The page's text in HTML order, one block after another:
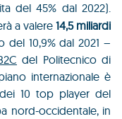
del 45% dal 2022).
a valere14,5 miliardi
10,9% dal 2021 –
del Politecnico di
internazionale è
10 top player del
nord-occidentale, in